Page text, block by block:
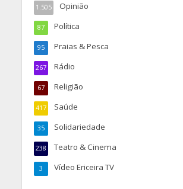
Opinião
1.505
Política
87
Praias & Pesca
95
Rádio
267
Religião
67
Saúde
417
Solidariedade
35
Teatro & Cinema
238
Vídeo Ericeira TV
3